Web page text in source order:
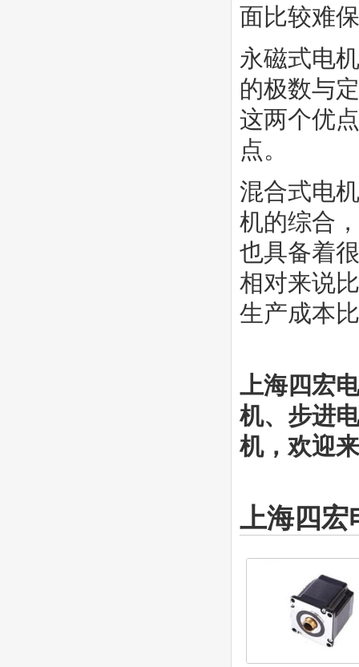
面比较难
永磁式电
的极数与
这两个优
点。
混合式电
机的综合
也具备着
相对来说
生产成本
上海四宏
机、步进
机，欢迎
上海四宏